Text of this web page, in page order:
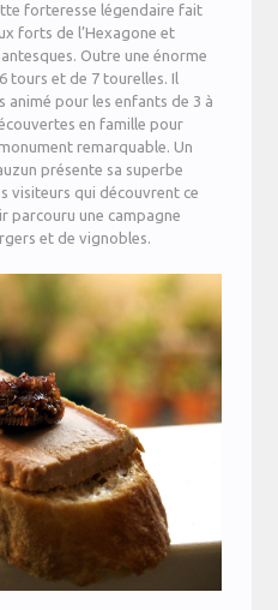
forteresse légendaire fait
forts de l’Hexagone et
Outre une énorme
tours et de 7 tourelles. Il
animé pour les enfants de 3 à
en famille pour
remarquable. Un
présente sa superbe
visiteurs qui découvrent ce
parcouru une campagne
et de vignobles.